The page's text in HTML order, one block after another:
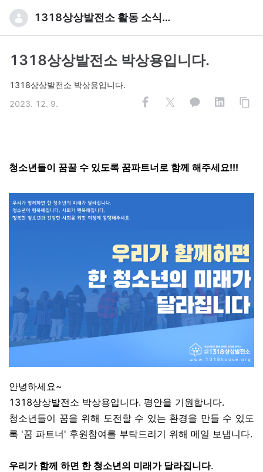
1318상상발전소 활동 소식입니다
1318상상발전소 박상용입니다.
1318상상발전소 박상용입니다.
2023. 12. 9.
청소년들이 꿈꿀 수 있도록 꿈파트너로 함께 해주세요!!!
안녕하세요~
1318상상발전소 박상용입니다. 평안을 기원합니다.
청소년들이 꿈을 위해 도전할 수 있는 환경을 만들 수 있도
록 '꿈 파트너' 후원참여를 부탁드리기 위해 메일 보냅니다.
우리가 함께 하면 한 청소년의 미래가 달라집니다.